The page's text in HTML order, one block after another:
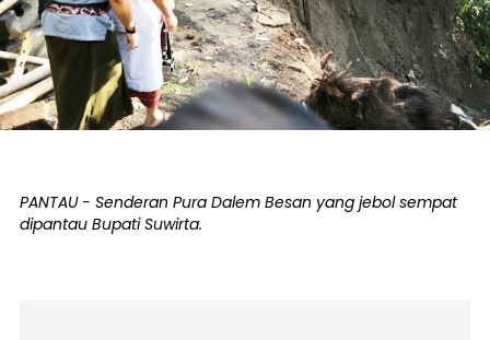
PANTAU - Senderan Pura Dalem Besan yang jebol sempat
dipantau Bupati Suwirta.